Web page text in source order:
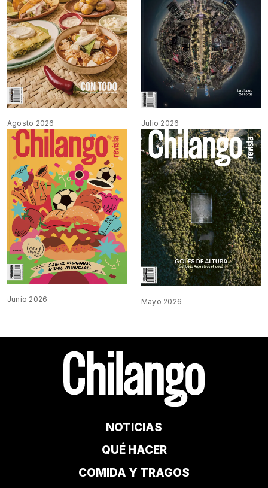
Agosto 2026 Julio 2026
Junio 2026 Mayo 2026
NOTICIAS
QUÉ HACER
COMIDA Y TRAGOS